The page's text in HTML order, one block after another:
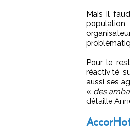
Mais il
Pour le
réactivité
aussi ses
« des
détaille